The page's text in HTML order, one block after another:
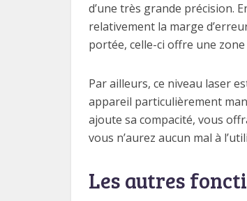
d’une très grande précision.
relativement la marge
portée, celle-ci offre une
Par ailleurs, ce niveau laser
appareil particulièrement
ajoute sa compacité, vous
vous n’aurez aucun mal à
Les autres